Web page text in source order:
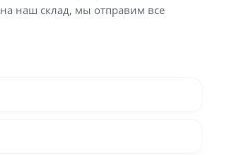
на наш склад, мы отправим все